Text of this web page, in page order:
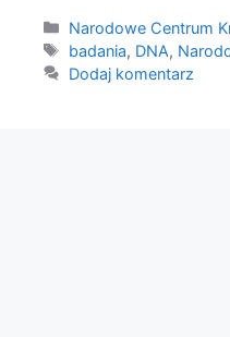
Kategorie
Narodowe Centrum
Tagi
badania, DNA,
Dodaj komentarz